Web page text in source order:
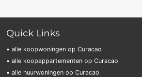
Quick Links
• alle koopwoningen op Curacao
• alle koopappartementen op Curacao
• alle huurwoningen op Curacao